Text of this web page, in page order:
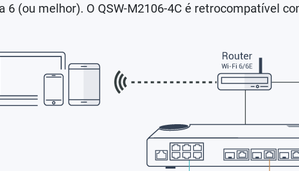
6 (ou melhor). O QSW-M2106-4C é retrocompatível